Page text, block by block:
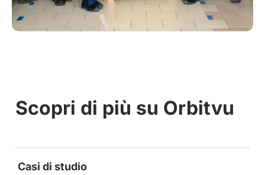
Scopri di più su Orbitvu
Casi di studio